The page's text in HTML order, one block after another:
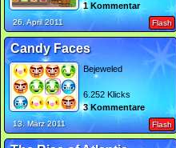
1 Kommentar
26. April 2011 Flash
Candy Faces
Bejeweled
6.252 Klicks
3 Kommentare
13. März 2011 Flash